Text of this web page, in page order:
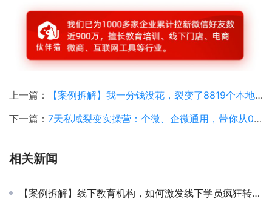
上一篇：
【案例拆解】我一分钱没花，裂变了8819个本地客户！
下一篇： 7天私域裂变实操营：个微、企微通用，带你从0到1完整策划一次裂变活动
相关新闻
【案例拆解】线下教育机构，如何激发线下学员疯狂转介绍？